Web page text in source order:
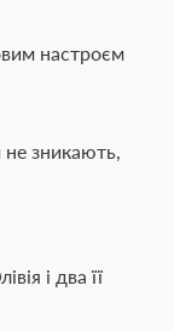
настроєм
не зникають,
і два її